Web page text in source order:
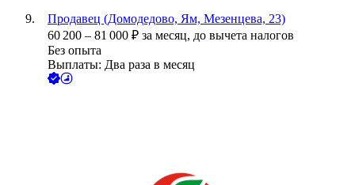
Продавец (Домодедово, Ям, Мезенцева, 23)
60 200 – 81 000 ₽ за месяц, до вычета налогов
Без опыта
Выплаты: Два раза в месяц